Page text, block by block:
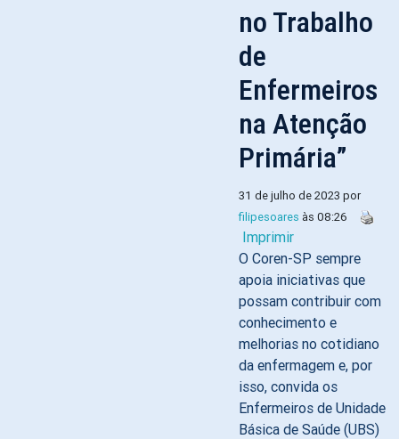
no Trabalho
de
Enfermeiros
na Atenção
Primária”
31 de julho de 2023 por
filipesoares às 08:26
Imprimir
O Coren-SP sempre
apoia iniciativas que
possam contribuir com
conhecimento e
melhorias no cotidiano
da enfermagem e, por
isso, convida os
Enfermeiros de Unidade
Básica de Saúde (UBS)